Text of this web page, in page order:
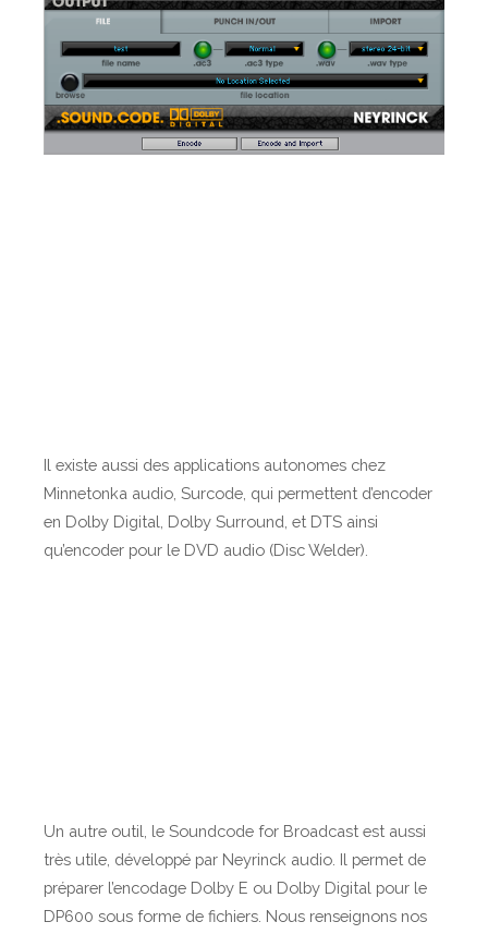
Il existe aussi des applications autonomes chez
Minnetonka audio, Surcode, qui permettent d’encoder
en Dolby Digital, Dolby Surround, et DTS ainsi
qu’encoder pour le DVD audio (Disc Welder).
Un autre outil, le Soundcode for Broadcast est aussi
très utile, développé par Neyrinck audio. Il permet de
préparer l’encodage Dolby E ou Dolby Digital pour le
DP600 sous forme de fichiers. Nous renseignons nos